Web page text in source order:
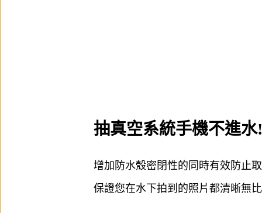
抽真空系統手機不進水!
增加防水殼密閉性的同時有效防止
保證您在水下拍到的照片都清晰無比